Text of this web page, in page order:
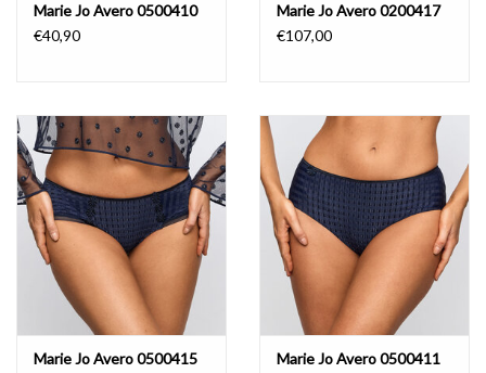
Marie Jo Avero 0500410
€40,90
Marie Jo Avero 0200417
€107,00
Marie Jo Avero 0500415
Marie Jo Avero 0500411